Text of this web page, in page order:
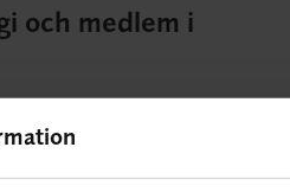
och medlem i
fungerar kan ge
kring psykologisk